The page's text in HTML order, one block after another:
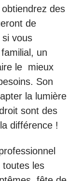
des
de
vous
un
le mieux
Son
la lumière
sont des
différence !
toutes les